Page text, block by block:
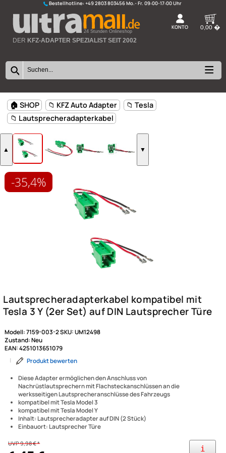
Bestellhotline:+49 2803 803456
24 Stunden Onlineshop
🏠 SHOP 📁 KFZ Auto Adapter
📁 Lautsprecheradapterkabel
▲
-35,4%
Diese Adapter ermöglichen den Anschluss von
Nachrüstlautsprechern mit Flachsteckanschlüssen an die
kompatibel mit Tesla Model 3
Zustand:Neu
EAN:4251013651079
|
Produkt bewerten